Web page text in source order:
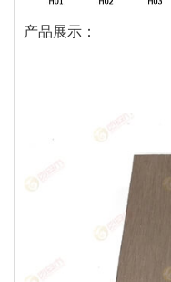
产品展示：